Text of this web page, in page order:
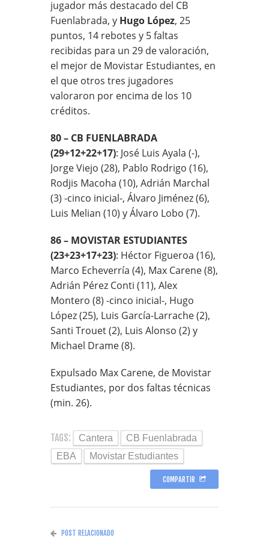
jugador más destacado del CB
Fuenlabrada, y Hugo López, 25
puntos, 14 rebotes y 5 faltas
recibidas para un 29 de valoración,
el mejor de Movistar Estudiantes, en
el que otros tres jugadores
valoraron por encima de los 10
créditos.
80 – CB FUENLABRADA
(29+12+22+17): José Luis Ayala (-),
Jorge Viejo (28), Pablo Rodrigo (16),
Rodjis Macoha (10), Adrián Marchal
(3) -cinco inicial-, Álvaro Jiménez (6),
Luis Melian (10) y Álvaro Lobo (7).
86 – MOVISTAR ESTUDIANTES
(23+23+17+23): Héctor Figueroa (16),
Marco Echeverría (4), Max Carene (8),
Adrián Pérez Conti (11), Alex
Montero (8) -cinco inicial-, Hugo
López (25), Luis García-Larrache (2),
Santi Trouet (2), Luis Alonso (2) y
Michael Drame (8).
Expulsado Max Carene, de Movistar
Estudiantes, por dos faltas técnicas
(min. 26).
TAGS: Cantera
CB Fuenlabrada
EBA
Movistar Estudiantes
COMPARTIR
POST RELACIONADO